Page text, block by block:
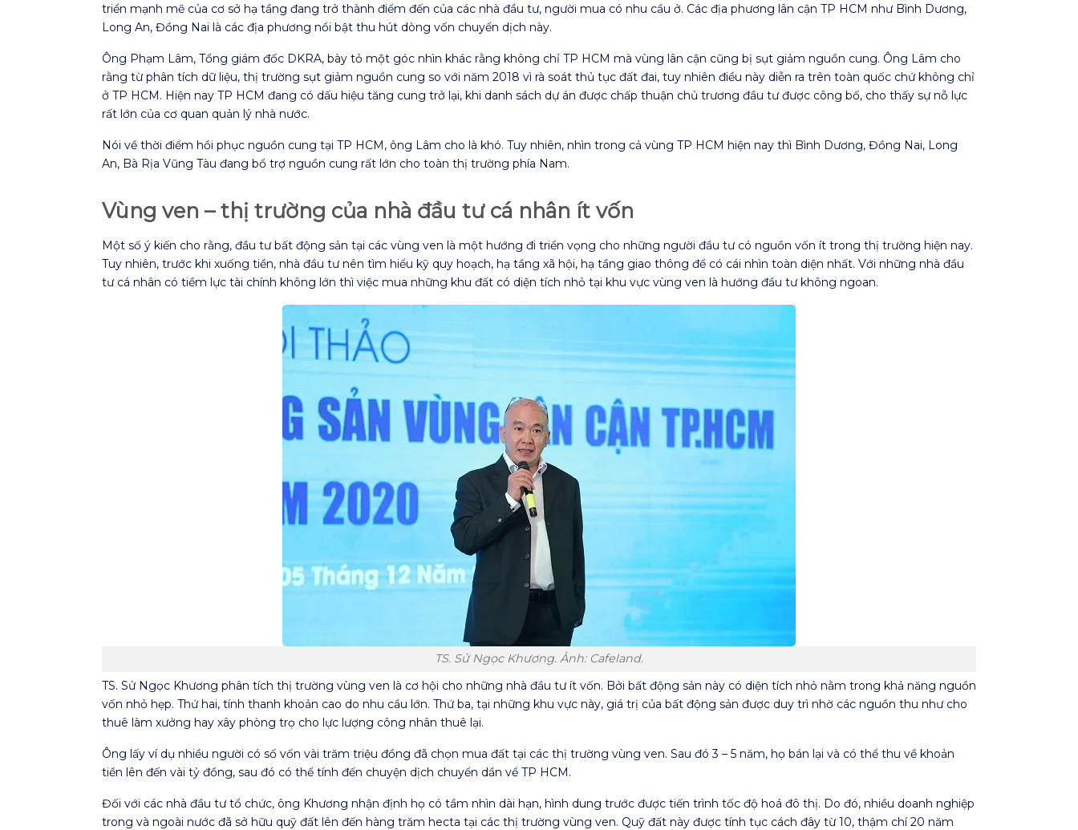
triển mạnh mẽ của cơ sở hạ tầng đang trở thành điểm đến của các nhà đầu tư, người mua có nhu cầu ở. Các địa phương lân cận TP HCM như Bình Dương,
Long An, Đồng Nai là các địa phương nổi bật thu hút dòng vốn chuyển dịch này.
Ông Phạm Lâm, Tổng giám đốc DKRA, bày tỏ một góc nhìn khác rằng không chỉ TP HCM mà vùng lân cận cũng bị sụt giảm nguồn cung. Ông Lâm cho
rằng từ phân tích dữ liệu, thị trường sụt giảm nguồn cung so với năm 2018 vì rà soát thủ tục đất đai, tuy nhiên điều này diễn ra trên toàn quốc chứ không chỉ
ở TP HCM. Hiện nay TP HCM đang có dấu hiệu tăng cung trở lại, khi danh sách dự án được chấp thuận chủ trương đầu tư được công bố, cho thấy sự nỗ lực
rất lớn của cơ quan quản lý nhà nước.
Nói về thời điểm hồi phục nguồn cung tại TP HCM, ông Lâm cho là khó. Tuy nhiên, nhìn trong cả vùng TP HCM hiện nay thì Bình Dương, Đồng Nai, Long
An, Bà Rịa Vũng Tàu đang bổ trợ nguồn cung rất lớn cho toàn thị trường phía Nam.
Vùng ven – thị trường của nhà đầu tư cá nhân ít vốn
Một số ý kiến cho rằng, đầu tư bất động sản tại các vùng ven là một hướng đi triển vọng cho những người đầu tư có nguồn vốn ít trong thị trường hiện nay.
Tuy nhiên, trước khi xuống tiền, nhà đầu tư nên tìm hiểu kỹ quy hoạch, hạ tầng xã hội, hạ tầng giao thông để có cái nhìn toàn diện nhất. Với những nhà đầu
tư cá nhân có tiềm lực tài chính không lớn thì việc mua những khu đất có diện tích nhỏ tại khu vực vùng ven là hướng đầu tư không ngoan.
TS. Sử Ngọc Khương. Ảnh: Cafeland.
TS. Sử Ngọc Khương phân tích thị trường vùng ven là cơ hội cho những nhà đầu tư ít vốn. Bởi bất động sản này có diện tích nhỏ nằm trong khả năng nguồn
vốn nhỏ hẹp. Thứ hai, tính thanh khoản cao do nhu cầu lớn. Thứ ba, tại những khu vực này, giá trị của bất động sản được duy trì nhờ các nguồn thu như cho
thuê làm xưởng hay xây phòng trọ cho lực lượng công nhân thuê lại.
Ông lấy ví dụ nhiều người có số vốn vài trăm triệu đồng đã chọn mua đất tại các thị trường vùng ven. Sau đó 3 – 5 năm, họ bán lại và có thể thu về khoản
tiền lên đến vài tỷ đồng, sau đó có thể tính đến chuyện dịch chuyển dần về TP HCM.
Đối với các nhà đầu tư tổ chức, ông Khương nhận định họ có tầm nhìn dài hạn, hình dung trước được tiến trình tốc độ hoá đô thị. Do đó, nhiều doanh nghiệp
trong và ngoài nước đã sở hữu quỹ đất lên đến hàng trăm hecta tại các thị trường vùng ven. Quỹ đất này được tính tục cách đây từ 10, thậm chí 20 năm